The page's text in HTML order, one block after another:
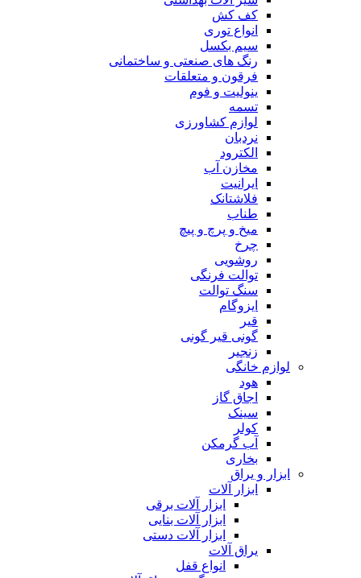
کف کش
انواع توری
سیم بکسل
رنگ های صنعتی و ساختمانی
فرقون و متعلقات
ینولیت و فوم
تسمه
لوازم کشاورزی
نردبان
الکترود
مخازن آب
ایرانیت
فلاشتانک
طناب
میخ و پرچ و پیچ
چرخ
روشویی
توالت فرنگی
سنگ توالت
ایزوگام
قیر
گونی قیر گونی
زنجیر
لوازم خانگی
هود
اجاق گاز
سینک
کولر
آب گرمکن
بخاری
ابزار و یراق
ابزار آلات
ابزار آلات برقی
ابزار آلات بنایی
ابزار آلات دستی
یراق آلات
انواع قفل